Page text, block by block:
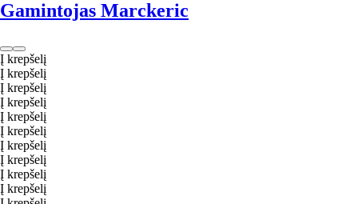
Gamintojas Marckeric
Į krepšelį
Į krepšelį
Į krepšelį
Į krepšelį
Į krepšelį
Į krepšelį
Į krepšelį
Į krepšelį
Į krepšelį
Į krepšelį